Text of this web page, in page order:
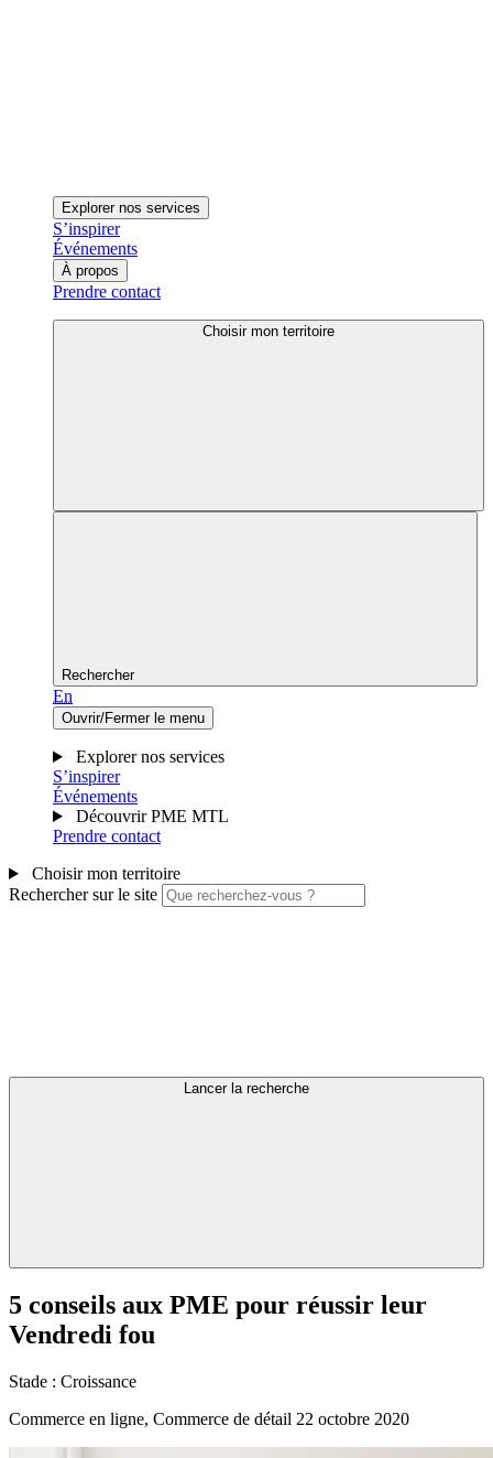
Explorer nos services
S’inspirer
Événements
À propos
Prendre contact
Choisir mon territoire
Rechercher
En
Ouvrir/Fermer le menu
Explorer nos services
S’inspirer
Événements
Découvrir PME MTL
Prendre contact
Choisir mon territoire
Rechercher sur le site
Lancer la recherche
5 conseils aux PME pour réussir leur
Vendredi fou
Stade : Croissance
Commerce en ligne, Commerce de détail 22 octobre 2020